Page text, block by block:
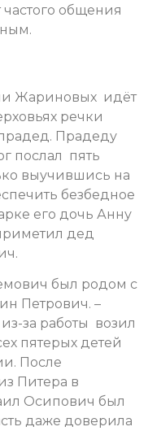
общения
Жариновых идёт
речки
Прадеду
послал пять
выучившись на
безбедное
его дочь Анну
дед
был родом с
Петрович. –
за работы возил
пятерых детей
После
Питера в
Осипович был
даже доверила